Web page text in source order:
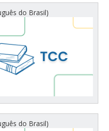
do Brasil)
do Brasil)